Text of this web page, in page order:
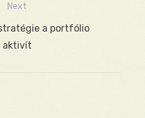
Next
a portfólio
aktivít